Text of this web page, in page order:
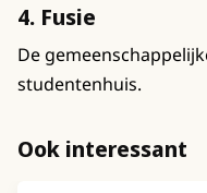
4. Fusie
De
studentenhuis.
Ook interessant